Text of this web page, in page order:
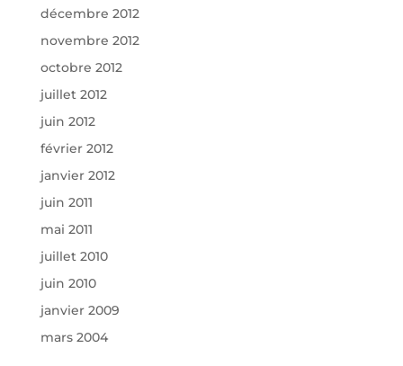
décembre 2012
novembre 2012
octobre 2012
juillet 2012
juin 2012
février 2012
janvier 2012
juin 2011
mai 2011
juillet 2010
juin 2010
janvier 2009
mars 2004